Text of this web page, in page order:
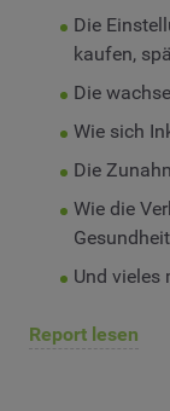
Die
kaufen,
Die
Wie sich
Die
Wie die
Und vieles
Report lesen